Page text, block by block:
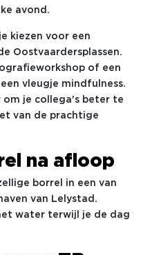
avond.
kiezen voor een
Oostvaardersplassen.
of een
vleugje mindfulness.
om je collega's beter te
van de prachtige
na afloop
borrel in een van
van Lelystad.
water terwijl je de dag